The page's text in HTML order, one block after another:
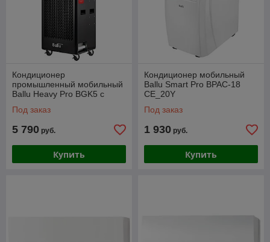
Кондиционер
промышленный мобильный
Ballu Heavy Pro BGK5 с
Под заказ
5 790 руб.
Купить
Кондиционер мобильный
Ballu Smart Pro BPAC-18
CE_20Y
Под заказ
1 930 руб.
Купить